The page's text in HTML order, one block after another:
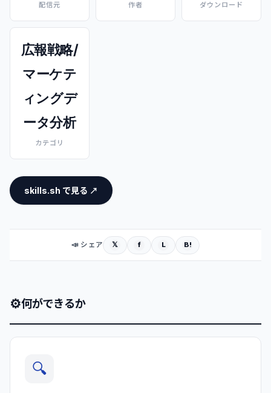
配信元 作者 ダウンロード
広報戦略/
マーケテ
ィングデ
ータ分析
カテゴリ
skills.sh で見る ↗
📣 シェア 𝕏 f L B!
⚙何ができるか
🔍